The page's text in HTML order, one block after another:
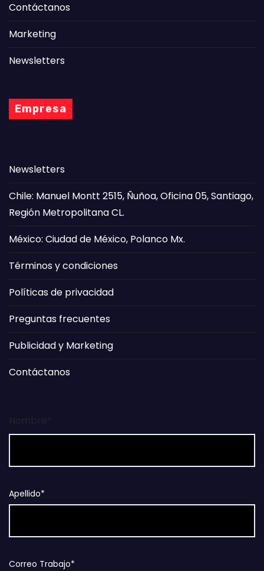
Contáctanos
Marketing
Newsletters
Empresa
Newsletters
Chile: Manuel Montt 2515, Ñuñoa, Oficina 05, Santiago,
Región Metropolitana CL.
México: Ciudad de México, Polanco Mx.
Términos y condiciones
Políticas de privacidad
Preguntas frecuentes
Publicidad y Marketing
Contáctanos
Apellido*
Correo Trabajo*